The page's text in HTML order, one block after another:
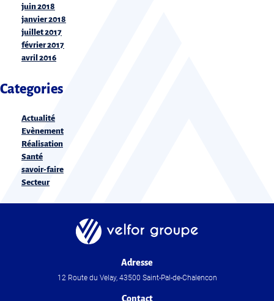
juin 2018
janvier 2018
juillet 2017
février 2017
avril 2016
Categories
Actualité
Evènement
Réalisation
Santé
savoir-faire
Secteur
Adresse
12 Route du Velay, 43500 Saint-Pal-de-Chalencon
Contact